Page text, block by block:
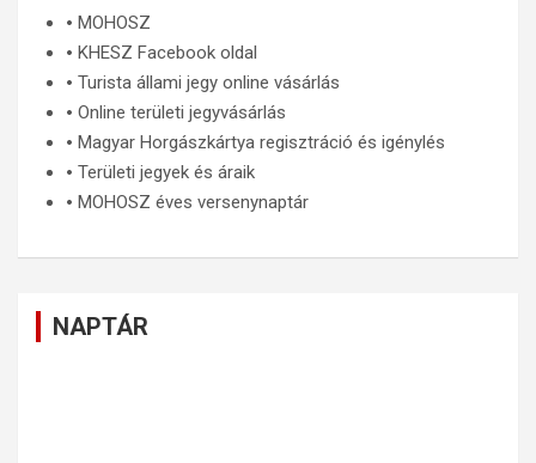
🞄 MOHOSZ
🞄 KHESZ Facebook oldal
🞄 Turista állami jegy online vásárlás
🞄 Online területi jegyvásárlás
🞄 Magyar Horgászkártya regisztráció és igénylés
🞄 Területi jegyek és áraik
🞄 MOHOSZ éves versenynaptár
NAPTÁR